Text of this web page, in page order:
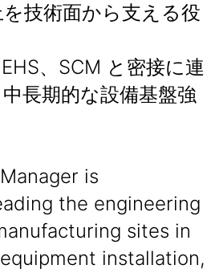
技術面から支える役
、SCM と密接に連
長期的な設備基盤強
is
the engineering
sites in
installation,